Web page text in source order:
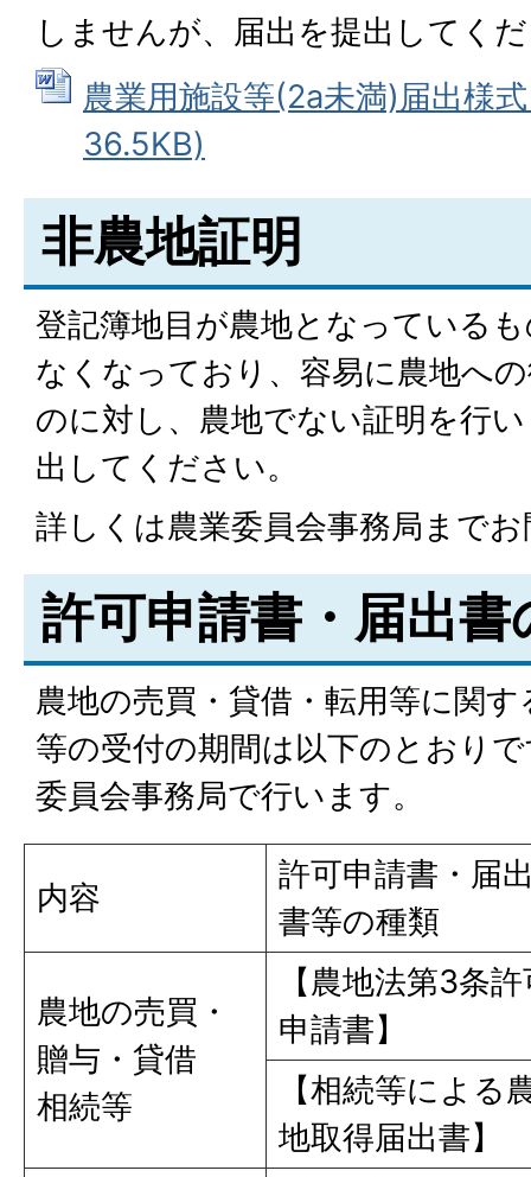
しませんが、届出を提出してく
農業用施設等(2a未満)届出様
36.5KB)
非農地証明
登記簿地目が農地となっている
なくなっており、容易に農地へ
のに対し、農地でない証明を行
出してください。
詳しくは農業委員会事務局まで
許可申請書・届出書
農地の売買・貸借・転用等に関
等の受付の期間は以下のとおり
委員会事務局で行います。
内容
許可申請書・届
書等の種類
農地の売買・
贈与・貸借
相続等
【農地法第3条
申請書】
【相続等による
地取得届出書】